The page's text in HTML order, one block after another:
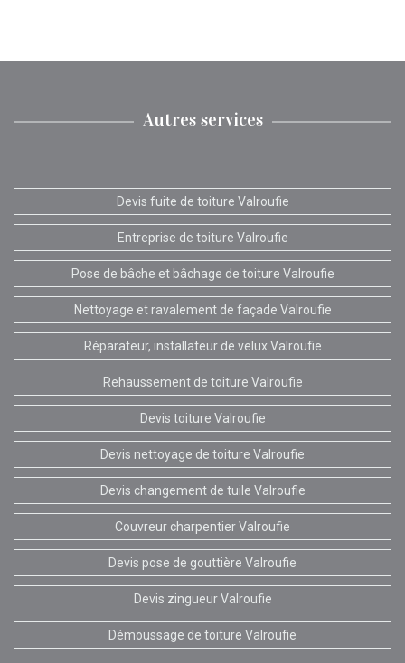
Autres services
Devis fuite de toiture Valroufie
Entreprise de toiture Valroufie
Pose de bâche et bâchage de toiture Valroufie
Nettoyage et ravalement de façade Valroufie
Réparateur, installateur de velux Valroufie
Rehaussement de toiture Valroufie
Devis toiture Valroufie
Devis nettoyage de toiture Valroufie
Devis changement de tuile Valroufie
Couvreur charpentier Valroufie
Devis pose de gouttière Valroufie
Devis zingueur Valroufie
Démoussage de toiture Valroufie